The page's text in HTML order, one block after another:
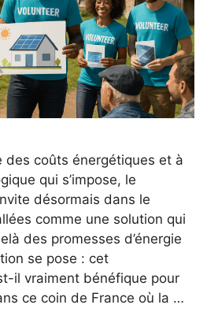
des coûts énergétiques et à
qui s’impose, le
désormais dans le
comme une solution qui
des promesses d’énergie
se pose : cet
il vraiment bénéfique pour
ce coin de France où la …